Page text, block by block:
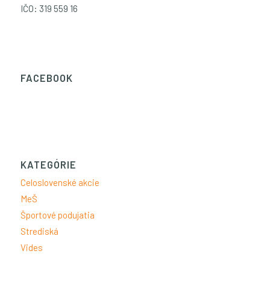
IČO: 319 559 16
FACEBOOK
KATEGÓRIE
Celoslovenské akcie
MeŠ
Športové podujatia
Strediská
Vides